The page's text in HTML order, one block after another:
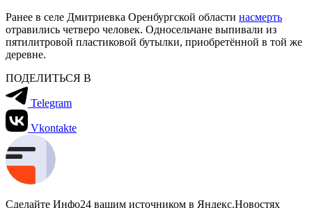
Ранее в селе Дмитриевка Оренбургской области насмерть
отравились четверо человек. Односельчане выпивали из
пятилитровой пластиковой бутылки, приобретённой в той же
деревне.
ПОДЕЛИТЬСЯ В
Telegram
Vkontakte
Сделайте Инфо24 вашим источником в Яндекс.Новостях